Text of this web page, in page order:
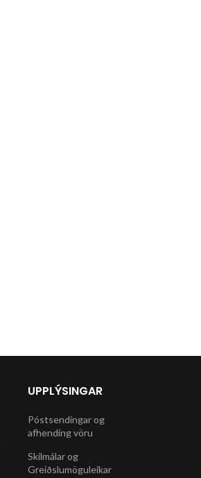
UPPLÝSINGAR
Póstsendingar og
afhending vöru
Skilmálar og
Greiðslumöguleikar